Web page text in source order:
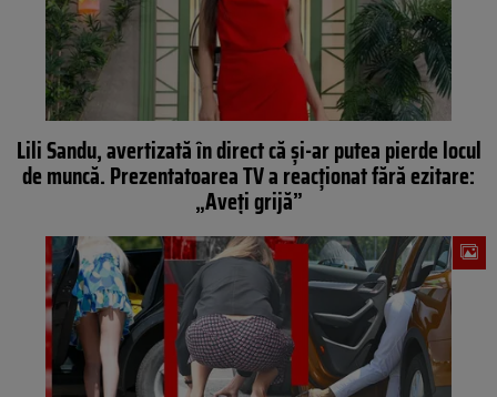
Lili Sandu, avertizată în direct că și-ar putea pierde locul
de muncă. Prezentatoarea TV a reacționat fără ezitare:
„Aveți grijă”